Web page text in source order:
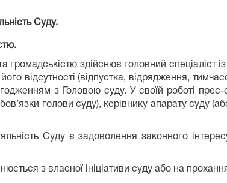
Суду.
громадськістю здійснює головний спеціаліст
відсутності (відпустка, відрядження,
з Головою суду. У своїй роботі прес-
голови суду), керівнику апарату суду
Суду є задоволення законного
з власної ініціативи суду або на